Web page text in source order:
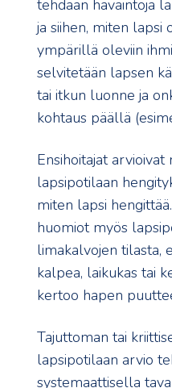
tehdään havaintoja
ja siihen, miten lapsi
ympärillä oleviin
selvitetään lapsen
tai itkun luonne ja
kohtaus päällä
Ensihoitajat arvioivat
lapsipotilaan
miten lapsi
huomiot myös
limakalvojen tilasta,
kalpea, laikukas tai
kertoo hapen
Tajuttoman tai
lapsipotilaan arvio
systemaattisella